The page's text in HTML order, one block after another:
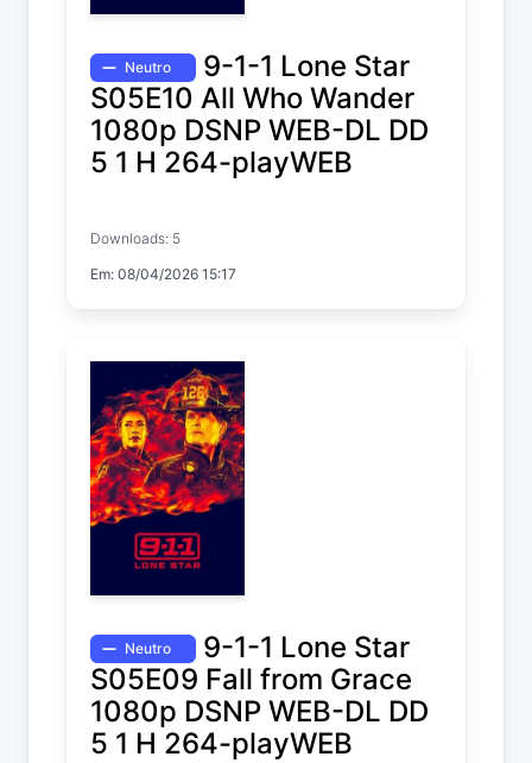
Neutro
9-1-1 Lone Star
S05E10 All Who Wander
1080p DSNP WEB-DL DD
5 1 H 264-playWEB
Temp. 5 EP. 10
Downloads: 5
Em: 08/04/2026 15:17
Neutro
9-1-1 Lone Star
S05E09 Fall from Grace
1080p DSNP WEB-DL DD
5 1 H 264-playWEB